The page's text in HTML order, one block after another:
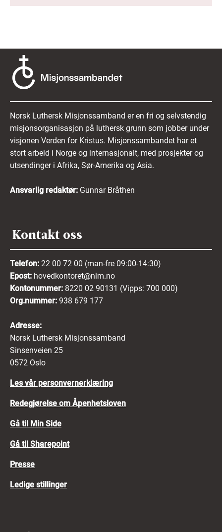
Norsk Luthersk Misjonssamband er en fri og selvstendig
misjonsorganisasjon på luthersk grunn som jobber under
visjonen Verden for Kristus. Misjonssambandet har et
stort arbeid i Norge og internasjonalt, med prosjekter og
utsendinger i Afrika, Sør-Amerika og Asia.
Ansvarlig redaktør: Gunnar Bråthen
Kontakt oss
Telefon: 22 00 72 00 (man-fre 09:00-14:30)
Epost: hovedkontoret@nlm.no
Kontonummer: 8220 02 90131 (Vipps: 700 000)
Org.nummer: 938 679 177
Adresse:
Norsk Luthersk Misjonssamband
Sinsenveien 25
0572 Oslo
Les vår personvernerklæring
Redegjørelse om Åpenhetsloven
Gå til Min Side
Gå til Sharepoint
Presse
Ledige stillinger